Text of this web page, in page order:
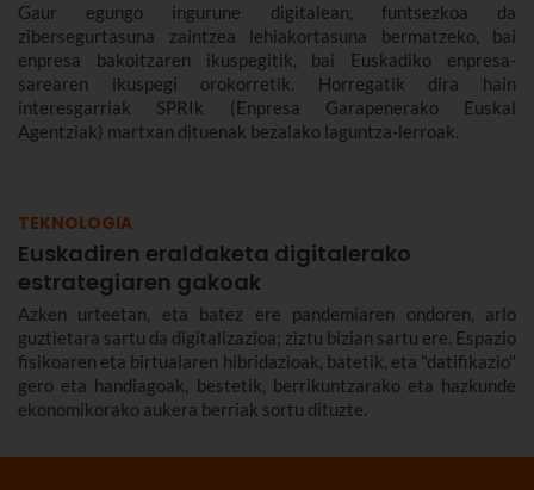
Gaur egungo ingurune digitalean, funtsezkoa da
zibersegurtasuna zaintzea lehiakortasuna bermatzeko, bai
enpresa bakoitzaren ikuspegitik, bai Euskadiko enpresa-
sarearen ikuspegi orokorretik. Horregatik dira hain
interesgarriak SPRIk (Enpresa Garapenerako Euskal
Agentziak) martxan dituenak bezalako laguntza-lerroak.
TEKNOLOGIA
Euskadiren eraldaketa digitalerako
estrategiaren gakoak
Azken urteetan, eta batez ere pandemiaren ondoren, arlo
guztietara sartu da digitalizazioa; ziztu bizian sartu ere. Espazio
fisikoaren eta birtualaren hibridazioak, batetik, eta "datifikazio"
gero eta handiagoak, bestetik, berrikuntzarako eta hazkunde
ekonomikorako aukera berriak sortu dituzte.